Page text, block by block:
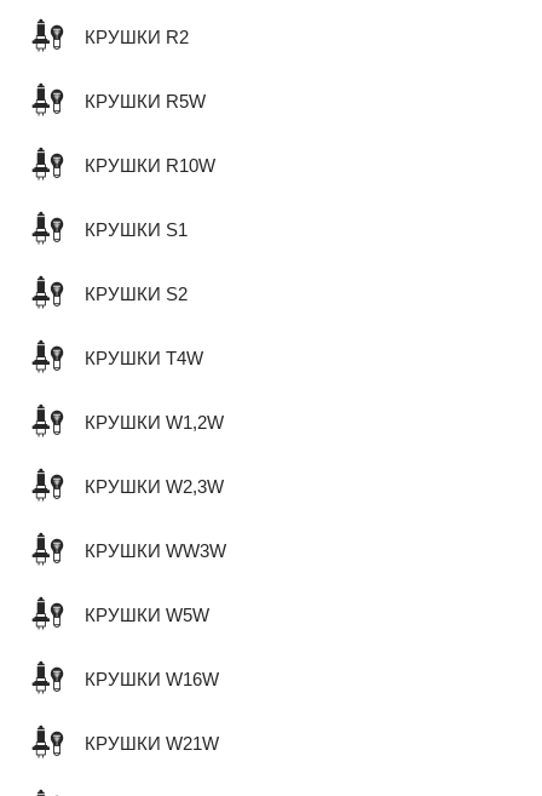
КРУШКИ R2
КРУШКИ R5W
КРУШКИ R10W
КРУШКИ S1
КРУШКИ S2
КРУШКИ T4W
КРУШКИ W1,2W
КРУШКИ W2,3W
КРУШКИ WW3W
КРУШКИ W5W
КРУШКИ W16W
КРУШКИ W21W